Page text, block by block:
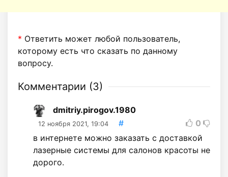
* Ответить может любой пользователь,
которому есть что сказать по данному
вопросу.
Комментарии (3)
dmitriy.pirogov.1980
12 ноября 2021, 19:04 #
0
в интернете можно заказать с доставкой
лазерные системы для салонов красоты не
дорого.